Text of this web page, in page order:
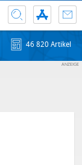
46 820 Artikel